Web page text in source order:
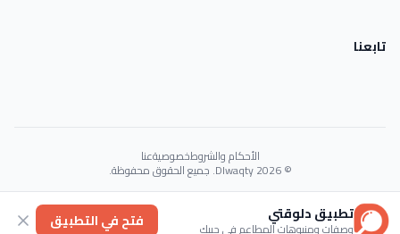
تابعنا
الأحكام والشروطخصوصيةعنا
© 2026 Dlwaqty. جميع الحقوق محفوظة.
Powered byGAIT
تطبيق دلوقتي
وصفات ومنيوهات المطاعم في جيبك فتح في التطبيق